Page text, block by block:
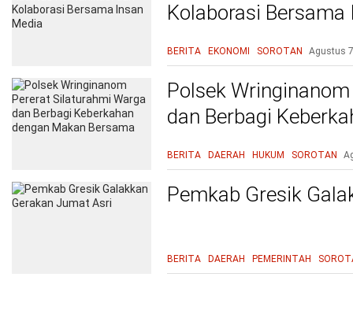
Kolaborasi Bersama
BERITA EKONOMI SOROTAN Agustus
Polsek
dan Berbagi
BERITA DAERAH HUKUM SOROTAN
Pemkab Gresik
BERITA DAERAH PEMERINTAH